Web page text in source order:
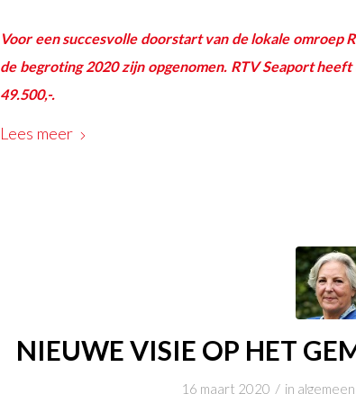
Voor een succesvolle doorstart van de lokale omroep
de begroting 2020 zijn opgenomen. RTV Seaport
49.500,-.
Lees meer
NIEUWE VISIE OP HET
16 maart 2020 / in algemeen